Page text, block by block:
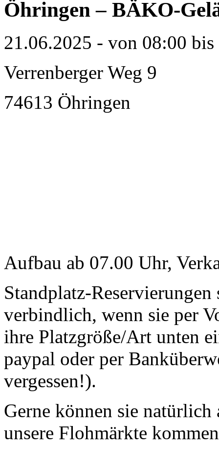
Öhringen – BÄKO-
21.06.2025 - von 08:00
Verrenberger Weg 9
74613 Öhringen
Aufbau ab 07.00 Uhr,
Standplatz-
verbindlich, wenn sie per
ihre Platzgröße/Art unten
paypal oder per
vergessen!).
Gerne können sie
unsere Flohmärkte